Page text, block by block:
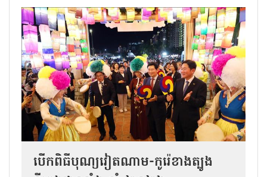
បើកពិធីបុណ្យវៀតណាម-កូរ៉េខាងត្បូង